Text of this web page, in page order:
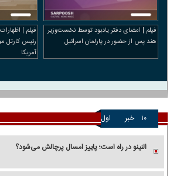
فیلم | امضای دفتر یادبود توسط نخست‌وزیر
هند پس از حضور در پارلمان اسرائیل
فیلم |
رئیس کارتل
آمریکا
۱۰ خبر اول
النینو در راه است؛ پاییز امسال پرچالش می‌شود؟